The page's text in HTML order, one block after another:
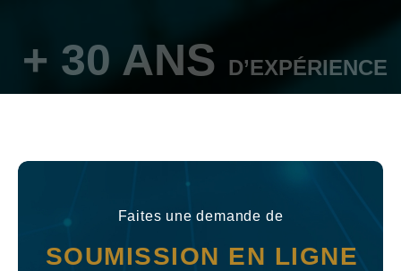
+ 30 ANS D’EXPÉRIENCE
Faites une demande de
SOUMISSION EN LIGNE